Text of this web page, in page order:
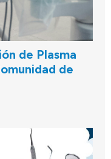
de Plasma
de